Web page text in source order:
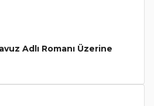
Adlı Romanı Üzerine